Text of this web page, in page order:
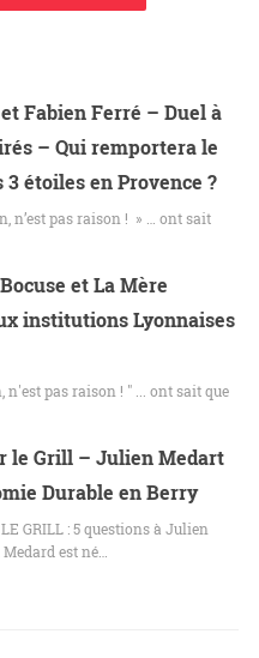
Fabien Ferré – Duel à
– Qui remportera le
3 étoiles en Provence ?
n’est pas raison ! » … ont sait
et La Mère
institutions Lyonnaises
n'est pas raison ! " ... ont sait que
le Grill – Julien Medart
Durable en Berry
GRILL : 5 questions à Julien
est né…